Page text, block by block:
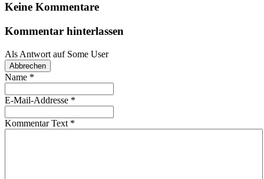
Keine Kommentare
Kommentar hinterlassen
Als Antwort auf Some User
Abbrechen
Name *
E-Mail-Addresse *
Kommentar Text *